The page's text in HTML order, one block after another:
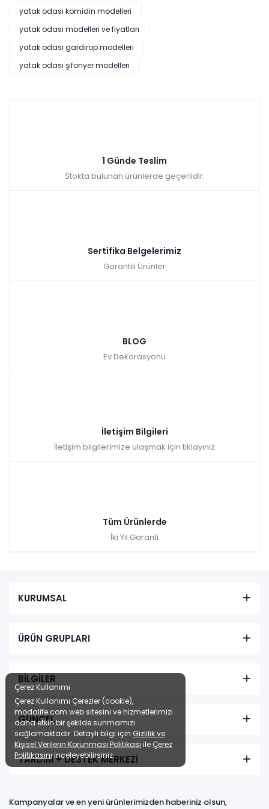
yatak odası komidin modelleri
yatak odası modelleri ve fiyatları
yatak odası gardırop modelleri
yatak odası şifonyer modelleri
1 Günde Teslim
Stokta bulunan ürünlerde geçerlidir.
Sertifika Belgelerimiz
Garantili Ürünler
BLOG
Ev Dekorasyonu
İletişim Bilgileri
İletişim bilgilerimize ulaşmak için tıklayınız
Tüm Ürünlerde
İki Yıl Garanti
KURUMSAL
ÜRÜN GRUPLARI
BİLGİLER
GÜNCEL
YARDIM + DESTEK MERKEZİ
Kampanyalar ve en yeni ürünlerimizden haberiniz olsun,
Çerez Kullanımı
Çerez Kullanımı Çerezler (cookie),
modalife.com web sitesini ve hizmetlerimizi
daha etkin bir şekilde sunmamızı
sağlamaktadır. Detaylı bilgi için Gizlilik ve
Kişisel Verilerin Korunması Politikası ile Çerez
Politikasınıinceleyebilirsiniz.